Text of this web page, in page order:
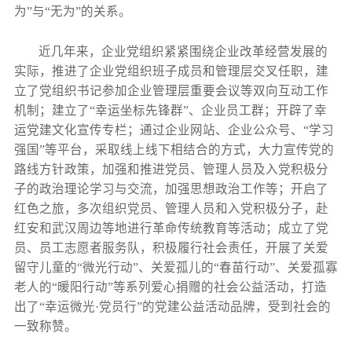
为”与“无为”的关系。
近几年来，企业党组织紧紧围绕企业改革经营发展的
实际，推进了企业党组织班子成员和管理层交叉任职，建
立了党组织书记参加企业管理层重要会议等双向互动工作
机制；建立了“幸运坐标先锋群”、企业员工群；开辟了幸
运党建文化宣传专栏；通过企业网站、企业公众号、“学习
强国”等平台，采取线上线下相结合的方式，大力宣传党的
路线方针政策，加强和推进党员、管理人员及入党积极分
子的政治理论学习与交流，加强思想政治工作等；开启了
红色之旅，多次组织党员、管理人员和入党积极分子，赴
红安和武汉周边等地进行革命传统教育等活动；成立了党
员、员工志愿者服务队，积极履行社会责任，开展了关爱
留守儿童的“微光行动”、关爱孤儿的“春苗行动”、关爱孤寡
老人的“暖阳行动”等系列爱心捐赠的社会公益活动，打造
出了“幸运微光·党员行”的党建公益活动品牌，受到社会的
一致称赞。